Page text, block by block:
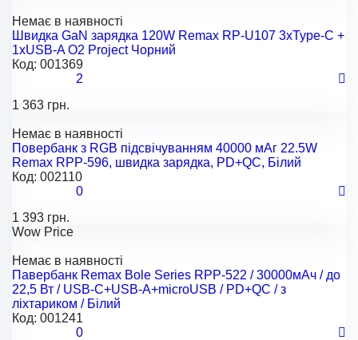
Немає в наявності
Швидка GaN зарядка 120W Remax RP-U107 3xType-C +
1xUSB-A O2 Project Чорний
Код: 001369
2
1 363 грн.
Немає в наявності
Повербанк з RGB підсвічуванням 40000 мАг 22.5W
Remax RPP-596, швидка зарядка, PD+QC, Білий
Код: 002110
0
1 393 грн.
Wow Price
Немає в наявності
Павербанк Remax Bole Series RPP-522 / 30000мАч / до
22,5 Вт / USB-C+USB-A+microUSB / PD+QC / з
ліхтариком / Білий
Код: 001241
0